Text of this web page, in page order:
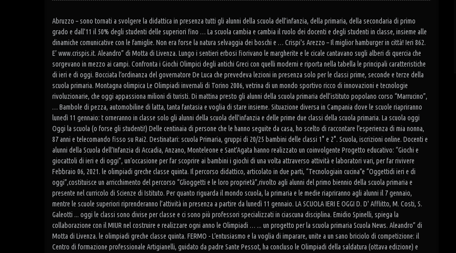
Abruzzo – sono tornati a svolgere la didattica in presenza tutti gli alunni della scuola dell’infanzia, della primaria, della secondaria di primo
grado e dall’11 il 50% degli studenti delle superiori fino … La scuola cambia e cambia il ruolo dei docenti e degli studenti in classe, insieme alle
dinamiche comunicative con le famiglie. Non era forse la natura selvaggia dei boschi e … Crispi's Arezzo – Il miglior hamburger in città! Ieri 862.
E’ www.crispis.it. Aleandro” di Motta di Livenza. Lungo i sentieri erbosi fiorivano le margherite e le cicale cantavano sugli alberi di quercia che
sorgevano in mezzo ai campi. Confronta i Giochi Olimpici degli antichi Greci con quelli moderni e riporta nella tabella le principali caratteristiche
di ieri e di oggi. Bocciata l’ordinanza del governatore De Luca che prevedeva lezioni in presenza solo per le classi prime, seconde e terze della
scuola primaria. Montagna olimpica Le Olimpiadi invernali di Torino 2006, vetrina di un mondo sportivo ricco di innovazioni e tecnologie
rivoluzionarie, che oggi appassiona milioni di turisti. Di mattina presto gli alunni della scuola primaria dell’istituto popolano corso “Marrucino”,
… Bambole di pezza, automobiline di latta, tanta fantasia e voglia di stare insieme. Situazione diversa in Campania dove le scuole riapriranno
lunedì 11 gennaio: t orneranno in classe solo gli alunni della scuola dell'infanzia e delle prime due classi della scuola primaria. La scuola oggi
Oggi la scuola (o forse gli studenti!) Delle centinaia di persone che le hanno seguite da casa, ho scelto di raccontare l’esperienza di mia nonna,
87 anni e telecomando fisso su Rai2. Destinatari: scuola Primaria, gruppi di 20/25 bambini delle classi 1° e 2°. Scuola, iscrizioni online. Docenti e
alunni della Scuola dell’Infanzia di Accadia, Anzano, Monteleone e Sant’Agata hanno realizzato un coinvolgente Progetto educativo: “Giochi e
giocattoli di ieri e di oggi”, un’occasione per far scoprire ai bambini i giochi di una volta attraverso attività e laboratori vari, per far rivivere
Febbraio 06, 2021. le olimpiadi greche classe quinta. Il percorso didattico, articolato in due parti, “Tecnologiain cucina”e “Oggettidi ieri e di
oggi”,costituisce un arricchimento del percorso “Glioggetti e le loro proprietà”,rivolto agli alunni del primo biennio della scuola primaria e
presente nel curricolo di Scienze di Istituto. Per quanto riguarda il mondo scuola, la primaria e le medie riapriranno agli alunni il 7 gennaio,
mentre le scuole superiori riprenderanno l’attività in presenza a partire da lunedì 11 gennaio. LA SCUOLA IERI E OGGI D. D' Afflitto, M. Costi, S.
Galeotti ... oggi le classi sono divise per classe e ci sono più professori specializzati in ciascuna disciplina. Emidio Spinelli, spiega la
collaborazione con il MIUR nel costruire e realizzare ogni anno le Olimpiadi … ... un progetto per la scuola primaria Scuola News. Aleandro” di
Motta di Livenza. le olimpiadi greche classe quinta. FERMO - L’entusiasmo e la voglia di imparare, unite a un sano briciolo di competizione: il
Centro di formazione professionale Artigianelli, guidato da padre Sante Pessot, ha concluso le Olimpiadi della saldatura (ottava edizione) e